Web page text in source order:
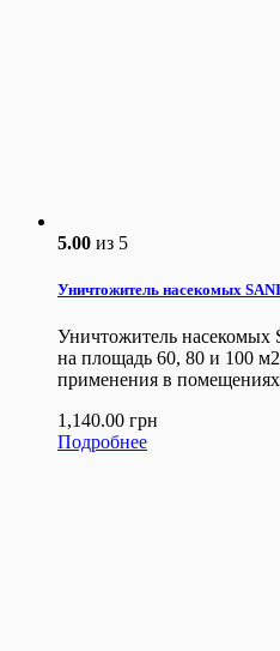
5.00 из 5
Уничтожитель насекомых
Уничтожитель
на площадь 60, 80 и 100
применения в
1,140.00 грн
Подробнее